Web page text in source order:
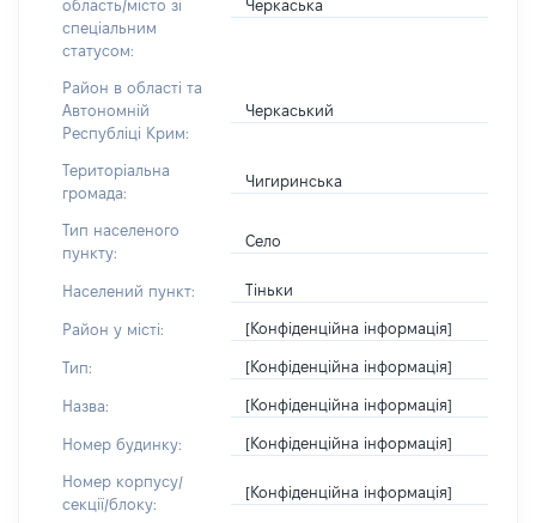
область/місто зі
спеціальним
статусом:
Черкаська
Район в області та
Автономній
Республіці Крим:
Черкаський
Територіальна
громада:
Чигиринська
Тип населеного
пункту:
Село
Населений пункт: Тіньки
Район у місті: [Конфіденційна інформація]
Тип: [Конфіденційна інформація]
Назва: [Конфіденційна інформація]
Номер будинку: [Конфіденційна інформація]
Номер корпусу/
секції/блоку:
[Конфіденційна інформація]